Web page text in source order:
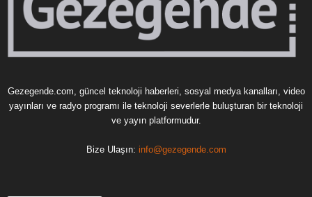
Gezegende.com, güncel teknoloji haberleri, sosyal medya kanalları, video
yayınları ve radyo programı ile teknoloji severlerle buluşturan bir teknoloji
ve yayın platformudur.
Bize Ulaşın: info@gezegende.com